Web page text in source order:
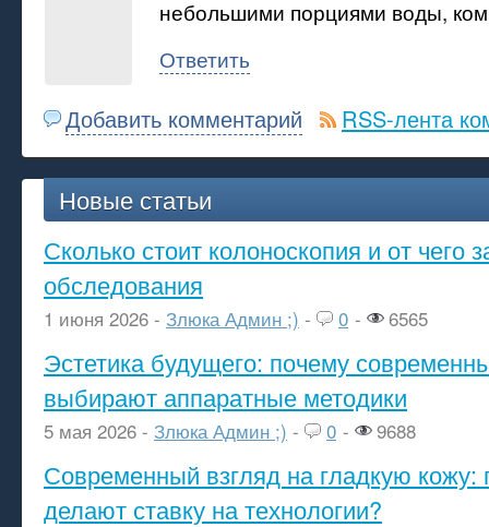
небольшими порциями воды,
Ответить
Добавить комментарий RSS-лента
Новые статьи
Сколько стоит колоноскопия и от чего
обследования
1 июня 2026 - Злюка Админ ;) - 0 - 6565
Эстетика будущего: почему
выбирают аппаратные методики
5 мая 2026 - Злюка Админ ;) - 0 - 9688
Современный взгляд на гладкую кожу:
делают ставку на технологии?